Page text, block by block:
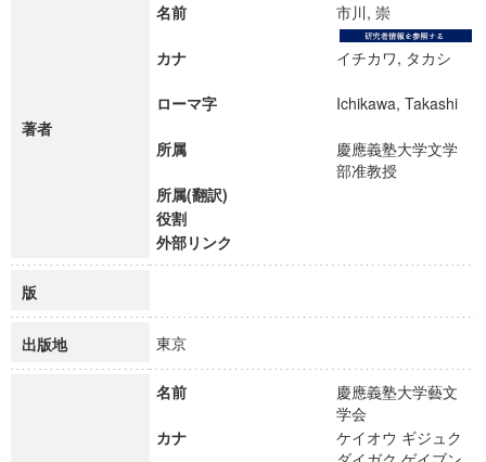
著者
名前 市川, 崇
カナ イチカワ, タカシ
ローマ字 Ichikawa, Takashi
所属
慶應義塾大学文学
部准教授
所属(翻訳)
役割
外部リンク
版
出版地 東京
名前
慶應義塾大学藝文
学会
カナ
ケイオウ ギジュク